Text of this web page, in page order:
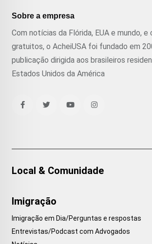
Sobre a empresa
Com notícias da Flórida, EUA e mundo,
gratuitos, o AcheiUSA foi fundado em
publicação dirigida aos brasileiros
Estados Unidos da América
Local & Comunidade
Imigração
Imigração em Dia/Perguntas e respostas
Entrevistas/Podcast com Advogados